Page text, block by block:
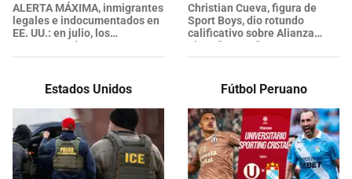
ALERTA MÁXIMA, inmigrantes
legales e indocumentados en
EE. UU.: en julio, los
ARRESTOS de ICE se
intensificaron y alcanzaron su
Christian Cueva, figura de
Sport Boys, dio rotundo
calificativo sobre Alianza
Lima: "Es un..."
Estados Unidos Fútbol Peruano